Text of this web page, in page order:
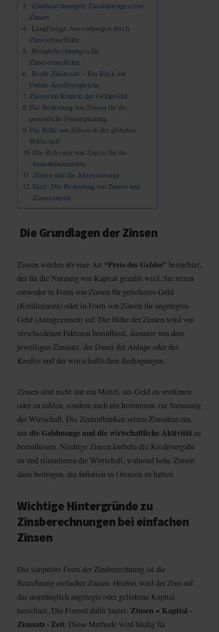
Zinsberechnungen: Zusammengesetzte
Zinsen
Langfristige Auswirkungen durch
Zinseszinseffekte
Beispielrechnungen für
Zinseszinseffekte
Reale Zinswerte – Ein Blick auf
Online-Kreditvergleiche
Zinsen im Kontext der Geldpolitik
Die Bedeutung von Zinsen für die
persönliche Finanzplanung
Die Rolle von Zinsen in der globalen
Wirtschaft
Die Relevanz von Zinsen für die
Immobilienmärkte
Zinsen und die Altersvorsorge
Fazit: Die Bedeutung von Zinsen und
Zinseszinsen
Die Grundlagen der Zinsen
Zinsen werden als eine Art “Preis des Geldes” betrachtet,
der für die Nutzung von Kapital gezahlt wird. Sie treten
entweder in Form von Zinsen für geliehenes Geld
(Kreditzinsen) oder in Form von Zinsen für angelegtes
Geld (Anlagezinsen) auf. Die Höhe der Zinsen wird von
verschiedenen Faktoren beeinflusst, darunter von dem
jeweiligen Zinssatz, der Dauer der Anlage oder des
Kredits und der wirtschaftlichen Bedingungen.
Zinsen sind nicht nur ein Mittel, um Geld zu verdienen
oder zu zahlen, sondern auch ein Instrument zur Steuerung
der Wirtschaft. Die Zentralbanken setzen Zinssätze ein,
um die Geldmenge und die wirtschaftliche Aktivität zu
beeinflussen. Niedrige Zinsen kurbeln die Kreditvergabe
an und stimulieren die Wirtschaft, während hohe Zinsen
dazu beitragen, die Inflation in Grenzen zu halten.
Wichtige Hintergründe zu
Zinsberechnungen bei einfachen
Zinsen
Die simpelste Form der Zinsberechnung ist die
Berechnung einfacher Zinsen. Hierbei wird der Zins auf
das ursprünglich angelegte oder geliehene Kapital
berechnet. Die Formel dafür lautet: Zinsen = Kapital ·
Zinssatz · Zeit. Diese Methode wird häufig für